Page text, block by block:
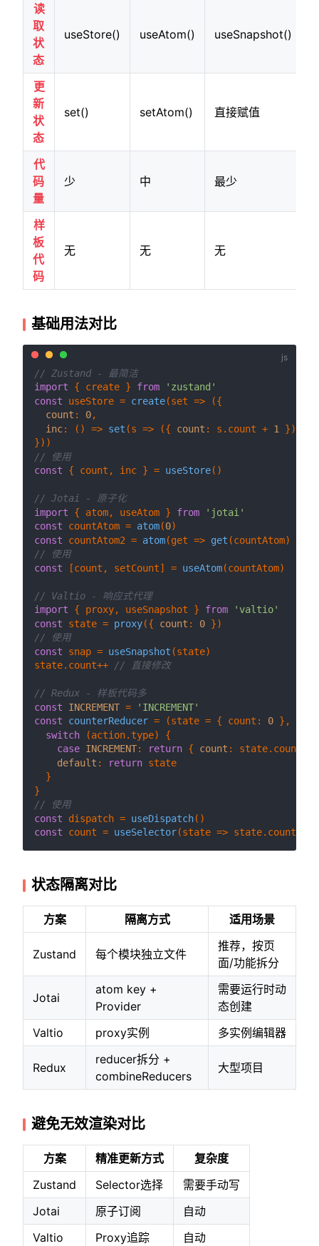
读
取
状
态
useStore() useAtom() useSnapshot()
更
新
状
态
set() setAtom() 直接赋值
代
码
量
少 中 最少
样
板
代
码
无 无 无
基础用法对比
// Zustand - 最简洁
import { create } from
'zustand'
const useStore = create(set => ({
count : 0,
inc: () => set (s => ({ count : s. count + 1
}))
// 使用
const { count, inc } = useStore()
// Jotai - 原子化
import { atom, useAtom } from
'jotai'
const countAtom = atom(0
const countAtom2 = atom(get => get (countAtom) *
// 使用
const [count, setCount] = useAtom(countAtom)
// Valtio - 响应式代理
import { proxy, useSnapshot } from
'valtio'
const state = proxy({ count : 0
// 使用
const snap = useSnapshot (state)
state. count++ // 直接修改
// Redux - 样板代码多
const
INCREMENT =
'INCREMENT'
const
counterReducer = (state = { count: 0 },
switch (action. type) {
case INCREMENT: return { count : state. count
default : return state
  }
// 使用
const dispatch = useDispatch
const count = useSelector(state => state. counter
状态隔离对比
方案 隔离方式 适用场景
Zustand 每个模块独立文件
推荐，按页
面/功能拆分
Jotai
atom key +
Provider
需要运行时动
态创建
Valtio
proxy实例 多实例编辑器
Redux
reducer拆分 +
combineReducers
大型项目
避免无效渲染对比
方案 精准更新方式
复杂度
Zustand
Selector选择
需要手动写
Jotai
原子订阅
自动
Valtio
Proxy追踪
自动